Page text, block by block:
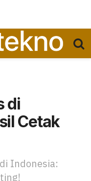
di
Cetak
Indonesia: